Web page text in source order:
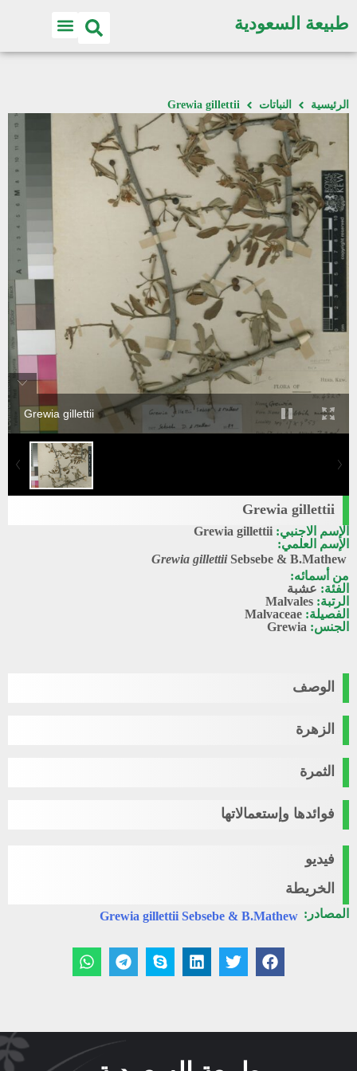
طبيعة السعودية
الرئيسية النباتات Grewia gillettii
Grewia gillettii
Grewia gillettii
الإسم الاجنبي: Grewia gillettii
الإسم العلمي:
Grewia gillettii Sebsebe & B.Mathew
من أسمائه:
الفئة: عشبة
الرتبة: Malvales
الفصيلة: Malvaceae
الجنس: Grewia
الوصف
الزهرة
الثمرة
فوائدها وإستعمالاتها
فيديو
الخريطة
المصادر: Grewia gillettii Sebsebe & B.Mathew